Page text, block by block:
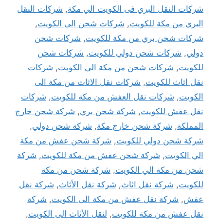
شركات النقل البري فى الكويت الي مكة, شركات النقل
البري من مكة للكويت, شركات شحن الى الكويت,
شركات شحن بري من مكة للكويت, شركات شحن
دولي, شركات شحن دولي للكويت, شركات شحن
للكويت, شركات شحن من مكة الى الكويت, شركات
نقل اثاث للكويت, شركات نقل الاثاث من مكة الى
الكويت, شركات نقل العفش من مكة للكويت, شركات
نقل عفش للكويت, شركة شحن بري, شركة شحن خارج
المملكة, شركة شحن خارج مكة, شركة شحن دولي,
شركة شحن دولي للكويت, شركة شحن عفش من مكة
الي الكويت, شركة شحن عفش من مكة للكويت, شركة
شحن من مكة الي الكويت, شركة شحن من مكة
للكويت, شركة نقل اثاث, شركة نقل الأثاث, شركة نقل
عفش, شركة نقل عفش من مكة الى الكويت, شركة
نقل عفش من مكة للكويت, لنقل الأثاث الى الكويت,